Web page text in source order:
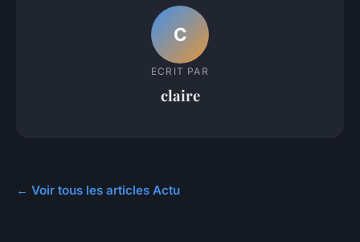
C
ECRIT PAR
claire
← Voir tous les articles Actu